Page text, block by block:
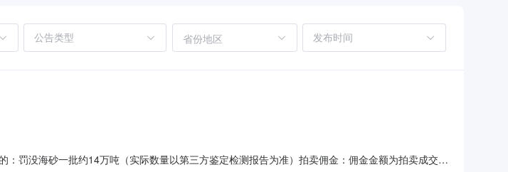
省份地区
罚没海砂一批约14万吨（实际数量以第三方鉴定检测报告为准）拍卖佣金：佣金金额为拍卖成交价